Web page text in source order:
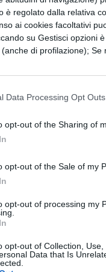
è regolato dalla relativa
ai cookies facoltativi
su Gestisci opzioni
di profilazione);
Data Processing Opt Outs
opt-out of the Sharing of
opt-out of the Sale of my
opt-out of processing my
opt-out of Collection,
Data that Is
parte superiore
di meno.
cercare i termini
ricco vi aiuterà
vostro
ogni cosa mi
che non
e se non sai
qualcosa
i dizionari dei